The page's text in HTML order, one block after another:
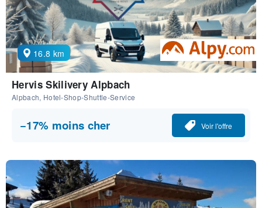
16.8 km
Hervis Skilivery Alpbach
Alpbach, Hotel-Shop-Shuttle-Service
−17% moins cher Voir l'offre